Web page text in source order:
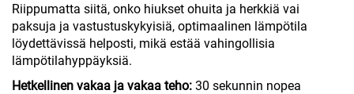
Riippumatta siitä, onko hiukset ohuita ja herkkiä vai
paksuja ja vastustuskykyisiä, optimaalinen lämpötila
löydettävissä helposti, mikä estää vahingollisia
lämpötilahyppäyksiä.
Hetkellinen vakaa ja vakaa teho: 30 sekunnin nopea